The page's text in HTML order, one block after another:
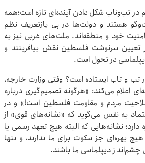
تب‌وتاب شکل دادن آینده‌ای تازه است؛‏همه
هستند و دولت‌ها در پی بازتعریف نظم
خود و منطقه‌اند. ملت‌های غربی نیز به
تعیین سرنوشت فلسطین نقش بیافرینند ‏و
در تحول است.
تب و تاب ایستاده است؟ ‏وقتی وزارت خارجه،
اعلام می‌کند: «هرگونه تصمیم‌گیری درباره
مردم و مقاومت فلسطین است!» ‏و در
به نفس می‌گوید که «نشانه‌های قوی» از
دارد؛ نشانه‌هایی که البته هیچ تعهد رسمی یا
بهره‌ای جز سکوت برای ما ندارند، و تنها
چشم‌انداز دیپلماسی ما باشند.